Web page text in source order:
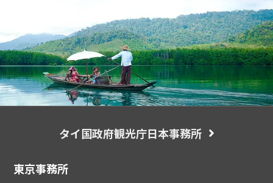
タイ国政府観光庁日本事務所
東京事務所